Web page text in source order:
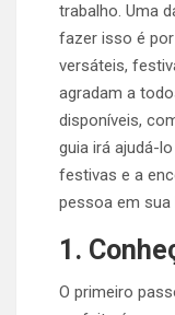
trabalho. Uma
fazer isso é
versáteis,
agradam a
disponíveis,
guia irá ajudá-
festivas e a
pessoa em sua
1.
O primeiro